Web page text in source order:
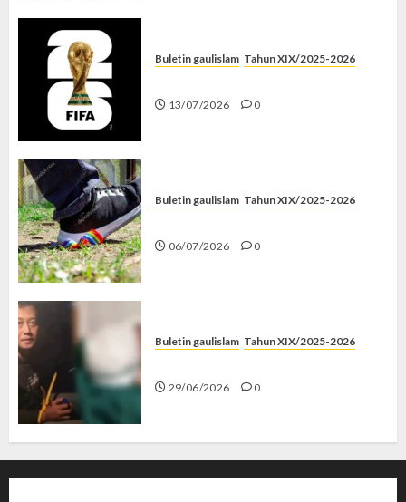
Buletin gaulislam Tahun XIX/2025-2026
13/07/2026 0
Buletin gaulislam Tahun XIX/2025-2026
06/07/2026 0
Buletin gaulislam Tahun XIX/2025-2026
29/06/2026 0